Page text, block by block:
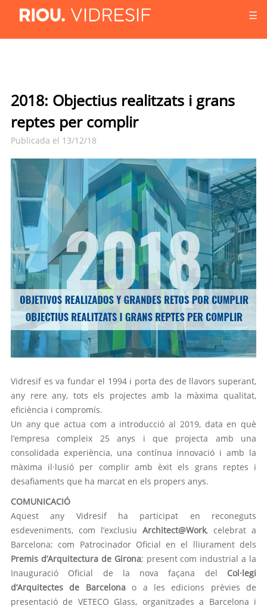
☰
2018: Objectius realitzats i grans
reptes per complir
Publicada el 13/12/18
Vidresif es va fundar el 1994 i porta des de llavors superant,
any rere any, tots els projectes amb la màxima qualitat,
eficiència i compromís.
Un any que actua com a introducció al 2019, data en què
l’empresa compleix 25 anys i que projecta amb una
consolidada experiència, una contínua innovació i amb la
màxima il·lusió per complir amb èxit els grans reptes i
desafiaments que ha marcat en els propers anys.
COMUNICACIÓ
Aquest any Vidresif ha participat en reconeguts
esdeveniments, com l’exclusiu Architect@Work, celebrat a
Barcelona; com Patrocinador Oficial en el lliurament dels
Premis d’Arquitectura de Girona; present com industrial a la
Inauguració Oficial de la nova façana del Col·legi
d’Arquitectes de Barcelonao a les edicions prèvies de
presentació de VETECO Glass, organitzades a Barcelona i